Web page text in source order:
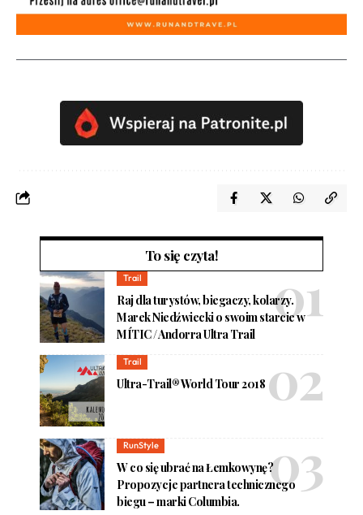
To się czyta!
Trail
Raj dla turystów, biegaczy, kolarzy.
Marek Niedźwiecki o swoim starcie w
MÍTIC / Andorra Ultra Trail
Trail
Ultra-Trail® World Tour 2018
RunStyle
W co się ubrać na Łemkowynę?
Propozycje partnera technicznego
biegu – marki Columbia.